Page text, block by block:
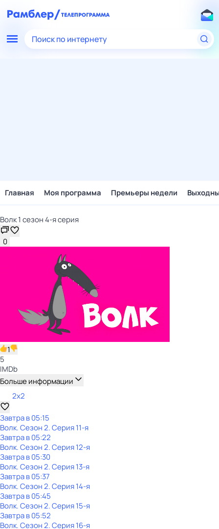
Поиск по интернету
Главная Моя программа Премьеры недели
Волк 1 сезон 4-я серия
0
1
5
IMDb
Больше информации
2x2
Завтра в 05:15
Волк. Сезон 2. Серия 11-я
Завтра в 05:22
Волк. Сезон 2. Серия 12-я
Завтра в 05:30
Волк. Сезон 2. Серия 13-я
Завтра в 05:37
Волк. Сезон 2. Серия 14-я
Завтра в 05:45
Волк. Сезон 2. Серия 15-я
Завтра в 05:52
Волк. Сезон 2. Серия 16-я